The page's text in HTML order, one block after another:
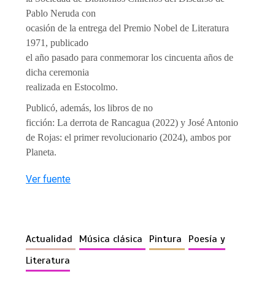
Pablo Neruda con
ocasión de la entrega del Premio Nobel de Literatura
1971, publicado
el año pasado para conmemorar los cincuenta años de
dicha ceremonia
realizada en Estocolmo.
Publicó, además, los libros de no
ficción: La derrota de Rancagua (2022) y José Antonio
de Rojas: el primer revolucionario (2024), ambos por
Planeta.
Ver fuente
Actualidad Música clásica Pintura
Poesía y
Literatura